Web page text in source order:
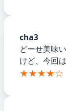
cha3
どーせ美味い
けど、今回
★★★★☆